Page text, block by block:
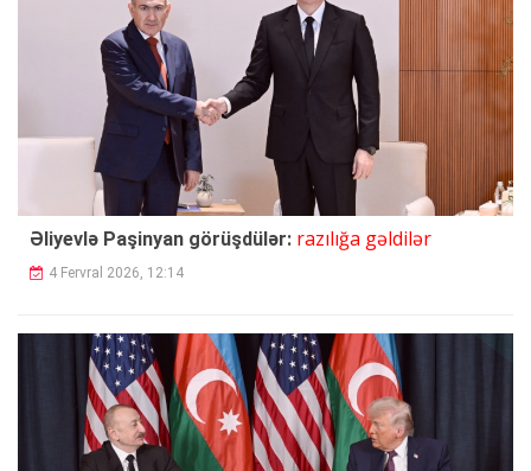
Əliyevlə Paşinyan görüşdülər: razılığa gəldilər
4 Fervral 2026, 12:14